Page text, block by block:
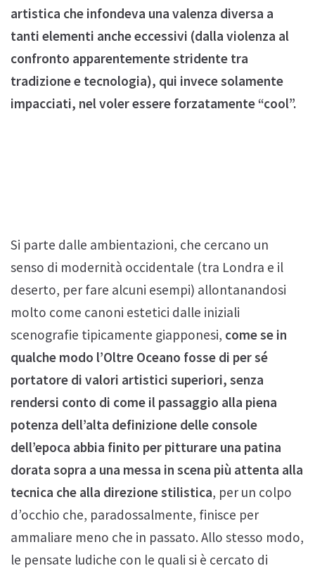
artistica che infondeva una valenza diversa a
tanti elementi anche eccessivi (dalla violenza al
confronto apparentemente stridente tra
tradizione e tecnologia), qui invece solamente
impacciati, nel voler essere forzatamente “cool”.
Si parte dalle ambientazioni, che cercano un
senso di modernità occidentale (tra Londra e il
deserto, per fare alcuni esempi) allontanandosi
molto come canoni estetici dalle iniziali
scenografie tipicamente giapponesi, come se in
qualche modo l’Oltre Oceano fosse di per sé
portatore di valori artistici superiori, senza
rendersi conto di come il passaggio alla piena
potenza dell’alta definizione delle console
dell’epoca abbia finito per pitturare una patina
dorata sopra a una messa in scena più attenta alla
tecnica che alla direzione stilistica, per un colpo
d’occhio che, paradossalmente, finisce per
ammaliare meno che in passato. Allo stesso modo,
le pensate ludiche con le quali si è cercato di